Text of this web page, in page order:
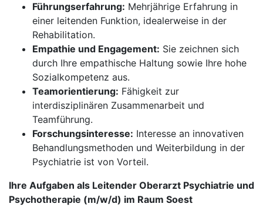
Führungserfahrung: Mehrjährige Erfahrung in
einer leitenden Funktion, idealerweise in der
Rehabilitation.
Empathie und Engagement: Sie zeichnen sich
durch Ihre empathische Haltung sowie Ihre hohe
Sozialkompetenz aus.
Teamorientierung: Fähigkeit zur
interdisziplinären Zusammenarbeit und
Teamführung.
Forschungsinteresse: Interesse an innovativen
Behandlungsmethoden und Weiterbildung in der
Psychiatrie ist von Vorteil.
Ihre Aufgaben als Leitender Oberarzt Psychiatrie und
Psychotherapie (m/w/d) im Raum Soest